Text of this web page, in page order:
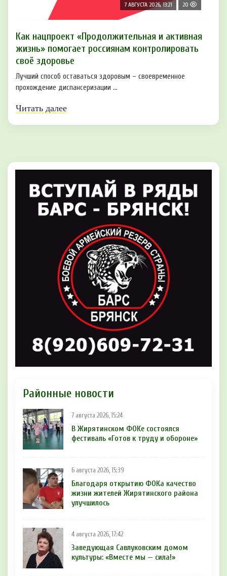
7 АВГУСТА 2026, 13:21 20
Как нацпроект «Продолжительная и активная
жизнь» помогает россиянам контролировать
своё здоровье
Лучший способ оставаться здоровым – своевременное
прохождение диспансеризации ...
Читать далее
Районные новости
7 августа 2026, 15:24
В Жирятинском ФОКе состоялся
фестиваль «Готов к труду и обороне»
6 августа 2026, 15:39
Благодаря открытию ФОКа качество
жизни жителей Жирятинского района
улучшилось
4 августа 2026, 17:42
Заведующая Савлуковским домом
культуры: «Вместе мы — сила!»